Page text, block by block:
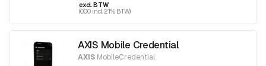
excl. BTW
(0.00 incl. 21% BTW)
AXIS Mobile Credential
AXIS MobileCredential